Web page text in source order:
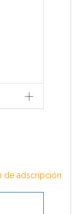
de adscripción